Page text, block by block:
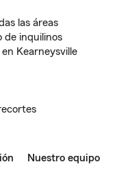
las áreas
de inquilinos
Kearneysville
Nuestro equipo